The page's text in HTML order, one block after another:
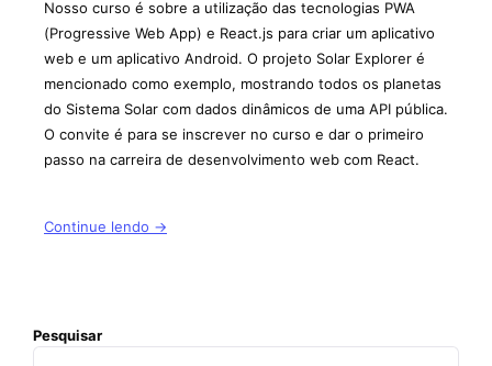
Nosso curso é sobre a utilização das tecnologias PWA
(Progressive Web App) e React.js para criar um aplicativo
web e um aplicativo Android. O projeto Solar Explorer é
mencionado como exemplo, mostrando todos os planetas
do Sistema Solar com dados dinâmicos de uma API pública.
O convite é para se inscrever no curso e dar o primeiro
passo na carreira de desenvolvimento web com React.
Continue lendo →
Pesquisar